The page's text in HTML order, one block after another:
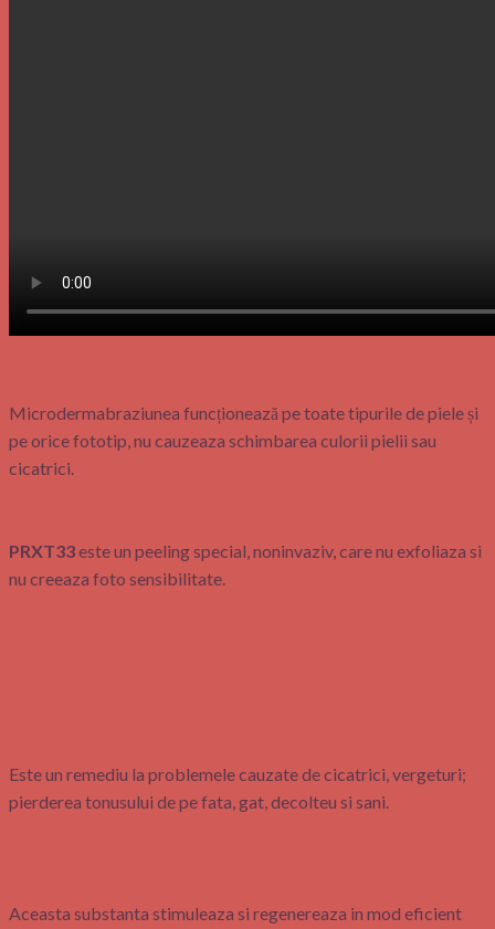
Microdermabraziunea funcționează pe toate tipurile de piele și
pe orice fototip, nu cauzeaza schimbarea culorii pielii sau
cicatrici.
PRXT33este un peeling special, noninvaziv, care nu exfoliaza si
nu creeaza foto sensibilitate.
Este un remediu la problemele cauzate de cicatrici, vergeturi;
pierderea tonusului de pe fata, gat, decolteu si sani.
Aceasta substanta stimuleaza si regenereaza in mod eficient